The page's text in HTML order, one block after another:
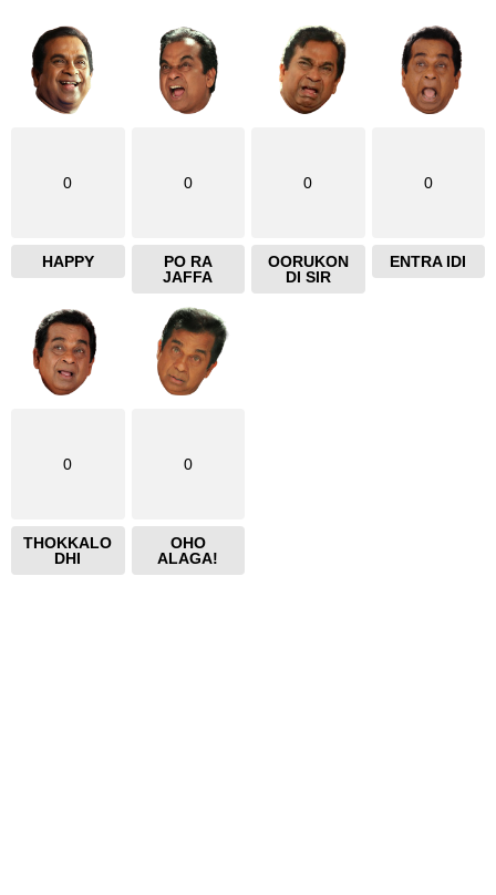
0
HAPPY
0
PO RA
JAFFA
0
OORUKON
DI SIR
0
ENTRA IDI
0
THOKKALO
DHI
0
OHO
ALAGA!